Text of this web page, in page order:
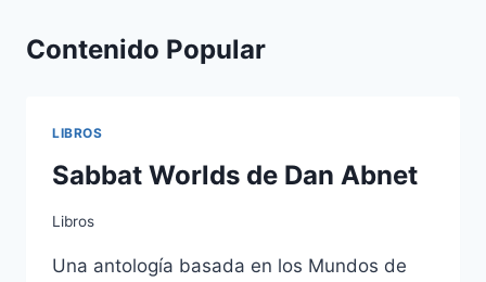
Contenido Popular
LIBROS
Sabbat Worlds de Dan Abnet
Libros
Una antología basada en los Mundos de